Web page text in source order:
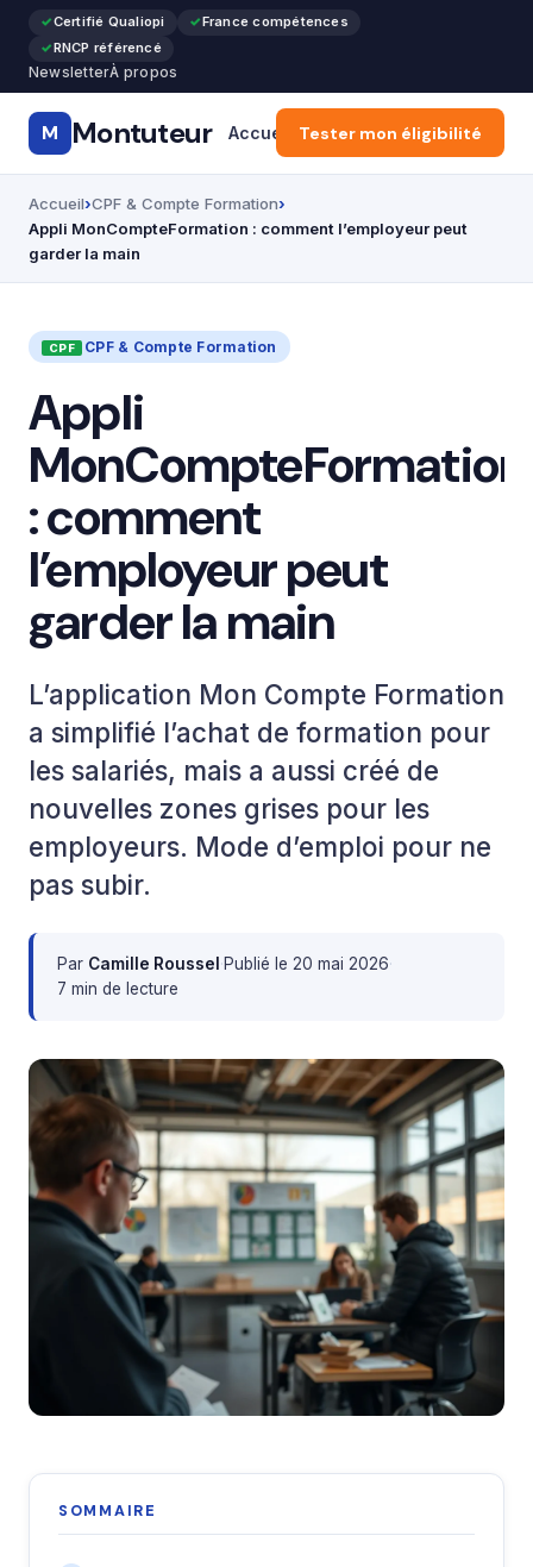
Certifié Qualiopi
France compétences
RNCP référencé
NewsletterÀ propos
M Montuteur Accueil Formation Pro & Cours
Tester mon éligibilité
Accueil CPF & Compte Formation
Appli MonCompteFormation : comment l’employeur peut
garder la main
CPF & Compte Formation
Appli
MonCompteFormation
: comment
l’employeur peut
garder la main
L’application Mon Compte Formation
a simplifié l’achat de formation pour
les salariés, mais a aussi créé de
nouvelles zones grises pour les
employeurs. Mode d’emploi pour ne
pas subir.
Par Camille Roussel·Publié le 20 mai 2026·
7 min de lecture
SOMMAIRE